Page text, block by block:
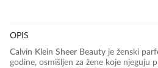
OPIS
Calvin Klein Sheer Beauty je ženski
godine, osmišljen za žene koje njeguju